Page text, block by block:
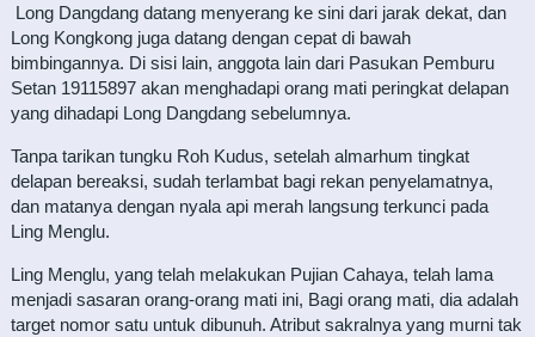
Long Dangdang datang menyerang ke sini dari jarak dekat, dan
Long Kongkong juga datang dengan cepat di bawah
bimbingannya. Di sisi lain, anggota lain dari Pasukan Pemburu
Setan 19115897 akan menghadapi orang mati peringkat delapan
yang dihadapi Long Dangdang sebelumnya.
Tanpa tarikan tungku Roh Kudus, setelah almarhum tingkat
delapan bereaksi, sudah terlambat bagi rekan penyelamatnya,
dan matanya dengan nyala api merah langsung terkunci pada
Ling Menglu.
Ling Menglu, yang telah melakukan Pujian Cahaya, telah lama
menjadi sasaran orang-orang mati ini, Bagi orang mati, dia adalah
target nomor satu untuk dibunuh. Atribut sakralnya yang murni tak